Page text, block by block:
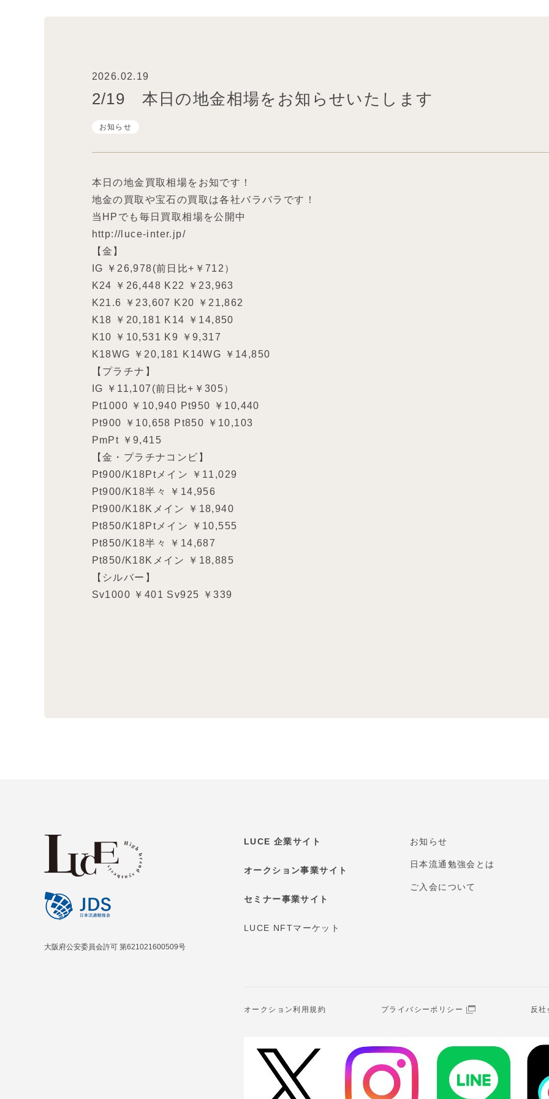
2026.02.19
2/19 本日の地金相場をお知らせいたします
お知らせ
本日の地金買取相場をお知です！
地金の買取や宝石の買取は各社バラバラです！
当HPでも毎日買取相場を公開中
http://luce-inter.jp/
【金】
IG ￥26,978(前日比+￥712）
K24 ￥26,448 K22 ￥23,963
K21.6 ￥23,607 K20 ￥21,862
K18 ￥20,181 K14 ￥14,850
K10 ￥10,531 K9 ￥9,317
K18WG ￥20,181 K14WG ￥14,850
【プラチナ】
IG ￥11,107(前日比+￥305）
Pt1000 ￥10,940 Pt950 ￥10,440
Pt900 ￥10,658 Pt850 ￥10,103
PmPt ￥9,415
【金・プラチナコンビ】
Pt900/K18Ptメイン ￥11,029
Pt900/K18半々 ￥14,956
Pt900/K18Kメイン ￥18,940
Pt850/K18Ptメイン ￥10,555
Pt850/K18半々 ￥14,687
Pt850/K18Kメイン ￥18,885
【シルバー】
Sv1000 ￥401 Sv925 ￥339
大阪府公安委員会許可 第621021600509号
LUCE 企業サイト
オークション事業サイト
セミナー事業サイト
LUCE NFTマーケット
お知らせ
日本流通勉強会とは
ご入会について
オークション利用規約 プライバシーポリシー 反社